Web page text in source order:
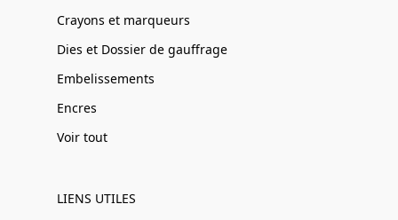
Crayons et marqueurs
Dies et Dossier de gauffrage
Embelissements
Encres
Voir tout
LIENS UTILES